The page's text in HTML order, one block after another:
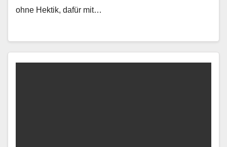
ohne Hek­tik, dafür mit…